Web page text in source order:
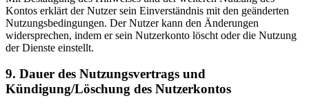
Kontos erklärt der Nutzer sein Einverständnis mit den geänderten
Nutzungsbedingungen. Der Nutzer kann den Änderungen
widersprechen, indem er sein Nutzerkonto löscht oder die Nutzung
der Dienste einstellt.
9. Dauer des Nutzungsvertrags und
Kündigung/Löschung des Nutzerkontos